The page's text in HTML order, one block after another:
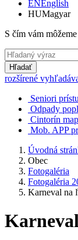
ENEnglish
HUMagyar
S čím vám
Hľadať
rozšírené
Seniori
Odpady
Cintorín
Mob. APP
Úvodná
Obec
Fotogaléria
Fotogaléria
Karneval na